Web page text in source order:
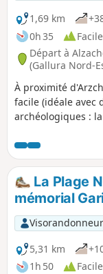
1,69 km
0h 35
Facile
Départ à
(Gallura Nord-
À proximité
facile (idéale avec
archéologiques :
garrigue.
fréquentation
incluant les
heure trente et
La Plage
mémorial
Visorandonneur
5,31 km
1h 50
Facile